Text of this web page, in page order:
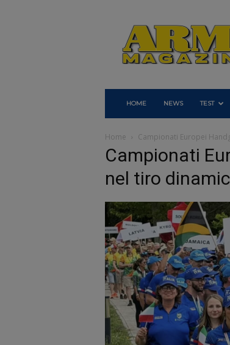
Armi
Magazine
HOME NEWS TEST
Home Campionati Europei
Campionati
nel tiro